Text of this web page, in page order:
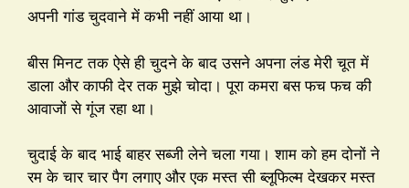
अपनी गांड चुदवाने में कभी नहीं आया था।
बीस मिनट तक ऐसे ही चुदने के बाद उसने अपना लंड मेरी चूत में
डाला और काफी देर तक मुझे चोदा। पूरा कमरा बस फच फच की
आवाजों से गूंज रहा था।
चुदाई के बाद भाई बाहर सब्जी लेने चला गया। शाम को हम दोनों ने
रम के चार चार पैग लगाए और एक मस्त सी ब्लूफिल्म देखकर मस्त